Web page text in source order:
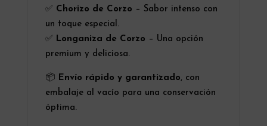
✅ Chorizo de Corzo – Sabor intenso con
un toque especial.
✅ Longaniza de Corzo – Una opción
premium y deliciosa.
📦 Envío rápido y garantizado, con
embalaje al vacío para una conservación
óptima.